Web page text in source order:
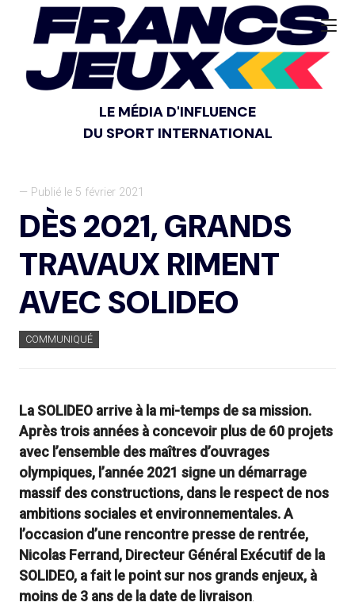
LE MÉDIA D'INFLUENCE
DU SPORT INTERNATIONAL
— Publié le 5 février 2021
DÈS 2021, GRANDS
TRAVAUX RIMENT
AVEC SOLIDEO
COMMUNIQUÉ
La SOLIDEO arrive à la mi-temps de sa mission.
Après trois années à concevoir plus de 60 projets
avec l’ensemble des maîtres d’ouvrages
olympiques, l’année 2021 signe un démarrage
massif des constructions, dans le respect de nos
ambitions sociales et environnementales. A
l’occasion d’une rencontre presse de rentrée,
Nicolas Ferrand, Directeur Général Exécutif de la
SOLIDEO, a fait le point sur nos grands enjeux, à
moins de 3 ans de la date de livraison.